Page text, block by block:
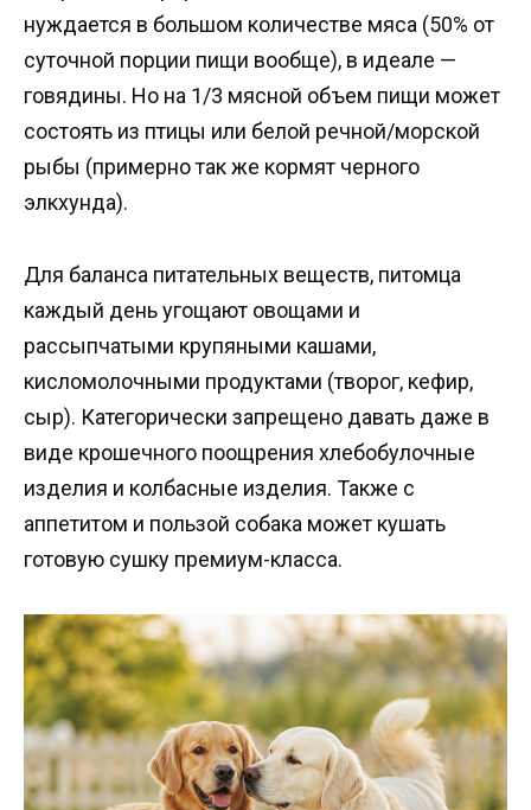
нуждается в большом количестве мяса (50% от
суточной порции пищи вообще), в идеале —
говядины. Но на 1/3 мясной объем пищи может
состоять из птицы или белой речной/морской
рыбы (примерно так же кормят черного
элкхунда).
Для баланса питательных веществ, питомца
каждый день угощают овощами и
рассыпчатыми крупяными кашами,
кисломолочными продуктами (творог, кефир,
сыр). Категорически запрещено давать даже в
виде крошечного поощрения хлебобулочные
изделия и колбасные изделия. Также с
аппетитом и пользой собака может кушать
готовую сушку премиум-класса.